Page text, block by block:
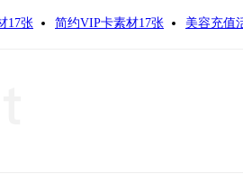
17张 简约VIP卡素材17张 美容充值